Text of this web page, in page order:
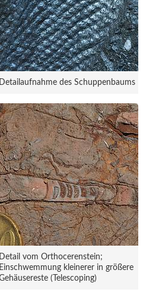
Detailaufnahme des Schuppenbaums
Detail vom Orthocerenstein;
Einschwemmung kleinerer in größere
(Telescoping)